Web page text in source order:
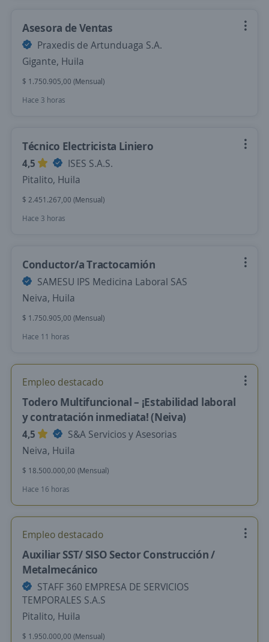
Asesora de Ventas
Praxedis de Artunduaga S.A.
Gigante, Huila
$ 1.750.905,00 (Mensual)
Hace 3 horas
Técnico Electricista Liniero
4,5
ISES S.A.S.
Pitalito, Huila
$ 2.451.267,00 (Mensual)
Hace 3 horas
Conductor/a Tractocamión
SAMESU IPS Medicina Laboral SAS
Neiva, Huila
$ 1.750.905,00 (Mensual)
Hace 11 horas
Empleo destacado
Todero Multifuncional – ¡Estabilidad laboral
y contratación inmediata! (Neiva)
4,5
S&A Servicios y Asesorias
Neiva, Huila
$ 18.500.000,00 (Mensual)
Hace 16 horas
Empleo destacado
Auxiliar SST/ SISO Sector Construcción /
Metalmecánico
STAFF 360 EMPRESA DE SERVICIOS
TEMPORALES S.A.S
Pitalito, Huila
$ 1.950.000,00 (Mensual)